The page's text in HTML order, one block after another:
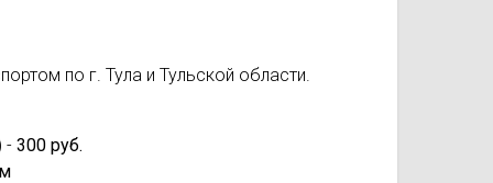
по г. Тула и Тульской области.
- 300 руб.